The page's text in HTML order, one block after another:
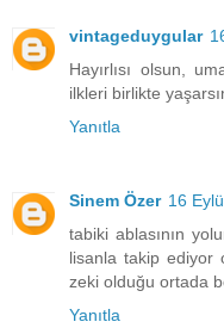
vintageduygular
Hayırlısı olsun,
ilkleri birlikte
Yanıtla
Sinem Özer 16
tabiki ablasının
lisanla takip ediyor
zeki olduğu ortada
Yanıtla